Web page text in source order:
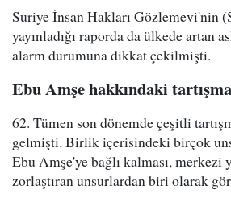
Suriye İnsan Hakları Gözlemevi'nin
yayınladığı raporda da ülkede artan
alarm durumuna dikkat çekilmişti.
Ebu Amşe hakkındaki
62. Tümen son dönemde çeşitli
gelmişti. Birlik içerisindeki birçok
Ebu Amşe'ye bağlı kalması,
zorlaştıran unsurlardan biri olarak